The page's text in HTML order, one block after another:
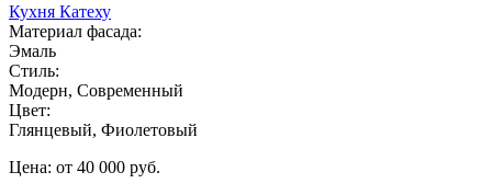
Кухня Катеху
Материал фасада:
Эмаль
Стиль:
Модерн, Современный
Цвет:
Глянцевый, Фиолетовый
Цена: от 40 000 руб.